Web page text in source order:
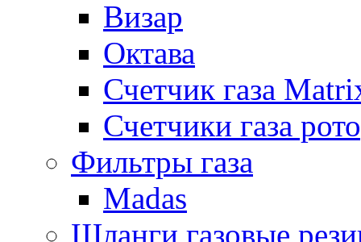
Визар
Октава
Счетчик газа
Счетчики газа
Фильтры газа
Madas
Шланги газовые